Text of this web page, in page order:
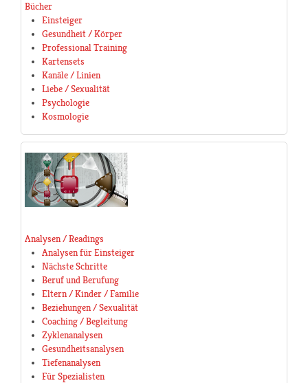
Bücher
Einsteiger
Gesundheit / Körper
Professional Training
Kartensets
Kanäle / Linien
Liebe / Sexualität
Psychologie
Kosmologie
Analysen / Readings
Analysen für Einsteiger
Nächste Schritte
Beruf und Berufung
Eltern / Kinder / Familie
Beziehungen / Sexualität
Coaching / Begleitung
Zyklenanalysen
Gesundheitsanalysen
Tiefenanalysen
Für Spezialisten